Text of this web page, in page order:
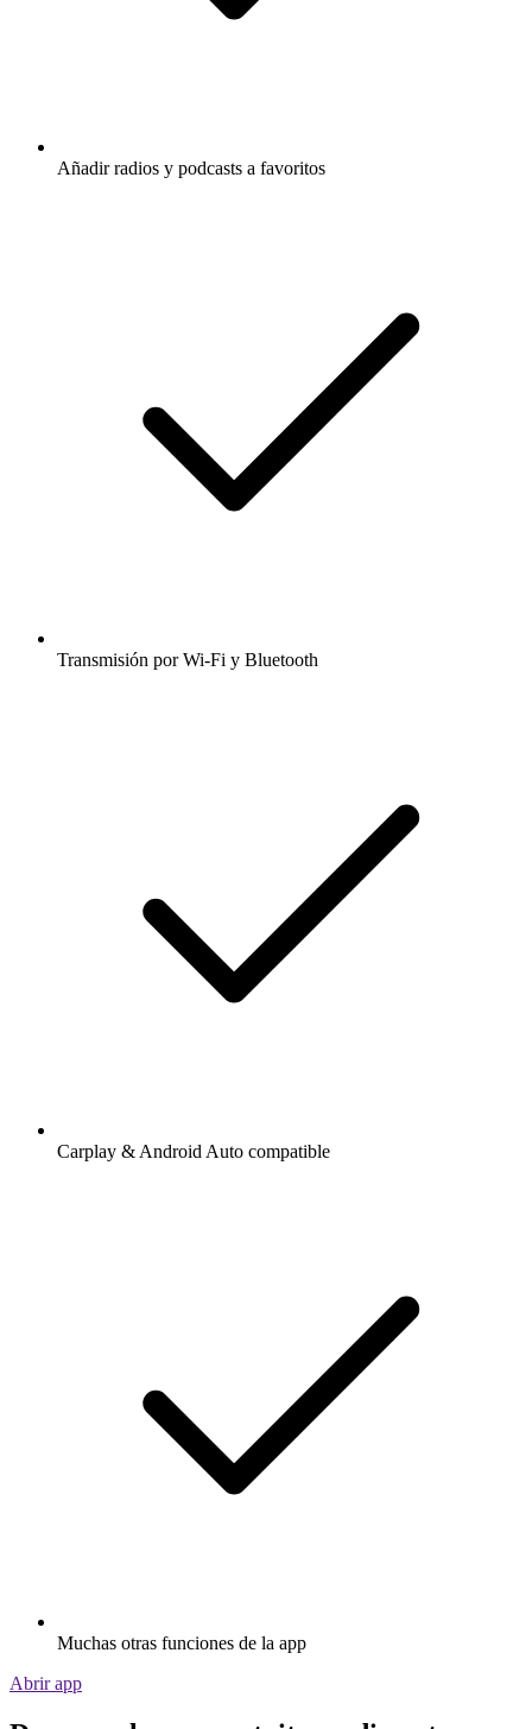
Añadir radios y podcasts a favoritos
Transmisión por Wi-Fi y Bluetooth
Carplay & Android Auto compatible
Muchas otras funciones de la app
Abrir app